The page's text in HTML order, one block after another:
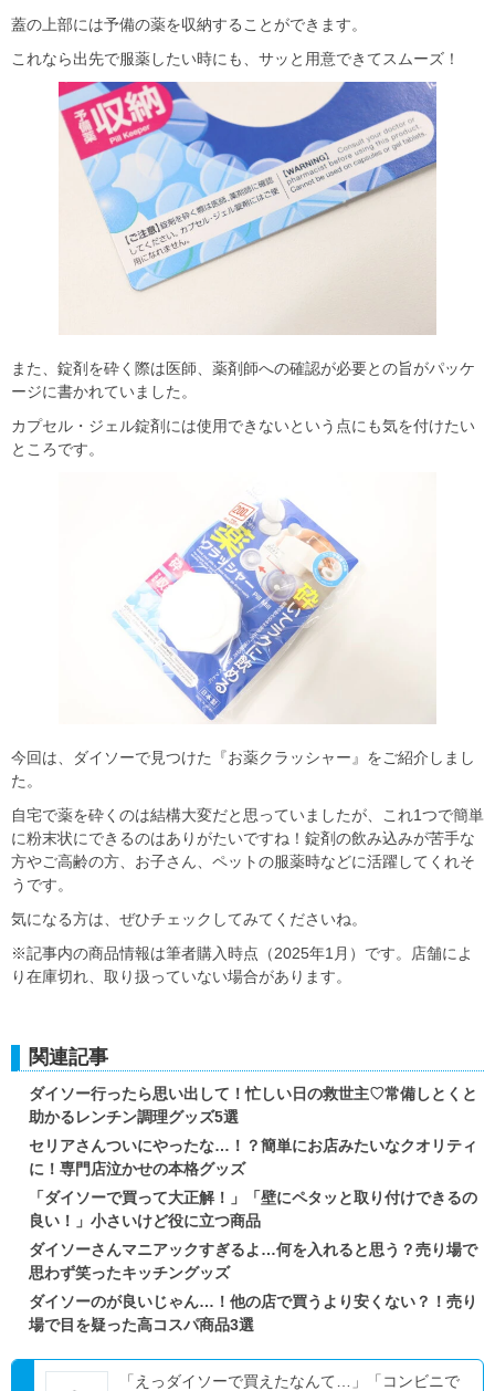
蓋の上部には予備の薬を収納することができます。
これなら出先で服薬したい時にも、サッと用意できてスムーズ！
また、錠剤を砕く際は医師、薬剤師への確認が必要との旨がパッケ
ージに書かれていました。
カプセル・ジェル錠剤には使用できないという点にも気を付けたい
ところです。
今回は、ダイソーで見つけた『お薬クラッシャー』をご紹介しまし
た。
自宅で薬を砕くのは結構大変だと思っていましたが、これ1つで簡単
に粉末状にできるのはありがたいですね！錠剤の飲み込みが苦手な
方やご高齢の方、お子さん、ペットの服薬時などに活躍してくれそ
うです。
気になる方は、ぜひチェックしてみてくださいね。
※記事内の商品情報は筆者購入時点（2025年1月）です。店舗によ
り在庫切れ、取り扱っていない場合があります。
関連記事
ダイソー行ったら思い出して！忙しい日の救世主♡常備しとくと
助かるレンチン調理グッズ5選
セリアさんついにやったな…！？簡単にお店みたいなクオリティ
に！専門店泣かせの本格グッズ
「ダイソーで買って大正解！」「壁にペタッと取り付けできるの
良い！」小さいけど役に立つ商品
ダイソーさんマニアックすぎるよ…何を入れると思う？売り場で
思わず笑ったキッチングッズ
ダイソーのが良いじゃん…！他の店で買うより安くない？！売り
場で目を疑った高コスパ商品3選
「えっダイソーで買えたなんて…」「コンビニで